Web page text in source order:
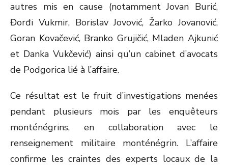
autres mis en cause (notamment Jovan Burić,
Đorđi Vukmir, Borislav Jovović, Žarko Jovanović,
Goran Kovačević, Branko Grujičić, Mladen Ajkunić
et Danka Vukčević) ainsi qu’un cabinet d’avocats
de Podgorica lié à l’affaire.
Ce résultat est le fruit d’investigations menées
pendant plusieurs mois par les enquêteurs
monténégrins, en collaboration avec le
renseignement militaire monténégrin. L’affaire
confirme les craintes des experts locaux de la